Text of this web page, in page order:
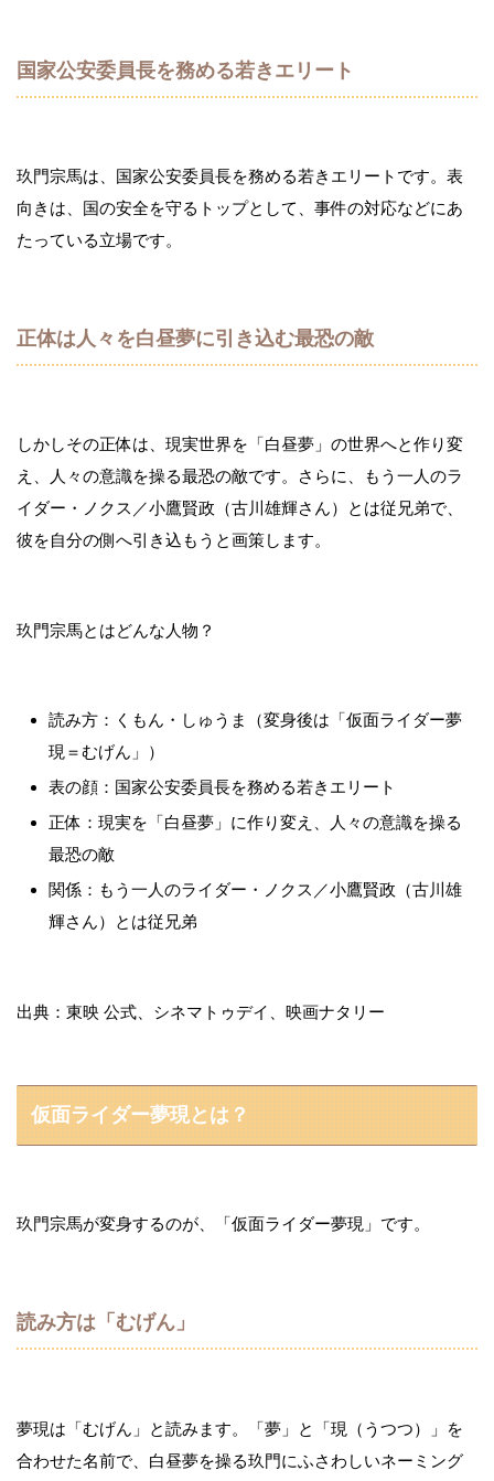
国家公安委員長を務める若きエリート
玖門宗馬は、国家公安委員長を務める若きエリートです。表
向きは、国の安全を守るトップとして、事件の対応などにあ
たっている立場です。
正体は人々を白昼夢に引き込む最恐の敵
しかしその正体は、現実世界を「白昼夢」の世界へと作り変
え、人々の意識を操る最恐の敵です。さらに、もう一人のラ
イダー・ノクス／小鷹賢政（古川雄輝さん）とは従兄弟で、
彼を自分の側へ引き込もうと画策します。
玖門宗馬とはどんな人物？
読み方：くもん・しゅうま（変身後は「仮面ライダー夢
現＝むげん」）
表の顔：国家公安委員長を務める若きエリート
正体：現実を「白昼夢」に作り変え、人々の意識を操る
最恐の敵
関係：もう一人のライダー・ノクス／小鷹賢政（古川雄
輝さん）とは従兄弟
出典：東映 公式、シネマトゥデイ、映画ナタリー
仮面ライダー夢現とは？
玖門宗馬が変身するのが、「仮面ライダー夢現」です。
読み方は「むげん」
夢現は「むげん」と読みます。「夢」と「現（うつつ）」を
合わせた名前で、白昼夢を操る玖門にふさわしいネーミング